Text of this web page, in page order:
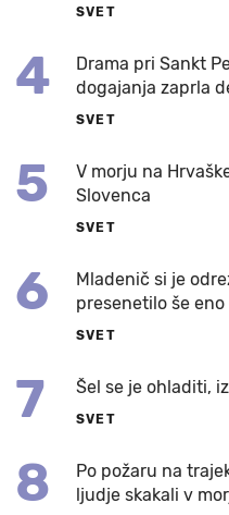
SVET
4
Drama pri Sankt
dogajanja zaprla
SVET
5
V morju na
Slovenca
SVET
6
Mladenič si je
presenetilo še
SVET
7 Šel se je ohladiti,
SVET
8
Po požaru na
ljudje skakali v